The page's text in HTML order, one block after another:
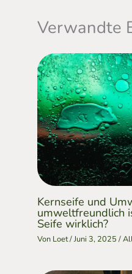
Verwandte
Kernseife und
umweltfreundlich
Seife wirklich?
Von Loet/Juni 3, 2025/